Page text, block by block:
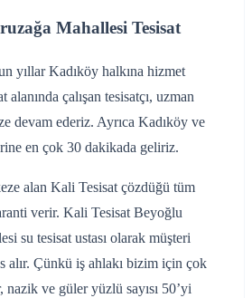
Mahallesi Tesisat
yıllar Kadıköy halkına hizmet
alanında çalışan tesisatçı, uzman
devam ederiz. Ayrıca Kadıköy ve
en çok 30 dakikada geliriz.
alan Kali Tesisat çözdüğü tüm
verir. Kali Tesisat Beyoğlu
su tesisat ustası olarak müşteri
alır. Çünkü iş ahlakı bizim için çok
ve güler yüzlü sayısı 50’yi